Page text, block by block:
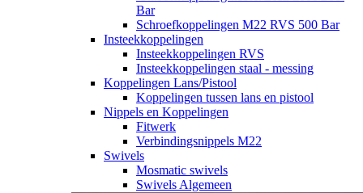
Bar
Schroefkoppelingen M22 RVS 500 Bar
Insteekkoppelingen
Insteekkoppelingen RVS
Insteekkoppelingen staal - messing
Koppelingen Lans/Pistool
Koppelingen tussen lans en pistool
Nippels en Koppelingen
Fitwerk
Verbindingsnippels M22
Swivels
Mosmatic swivels
Swivels Algemeen